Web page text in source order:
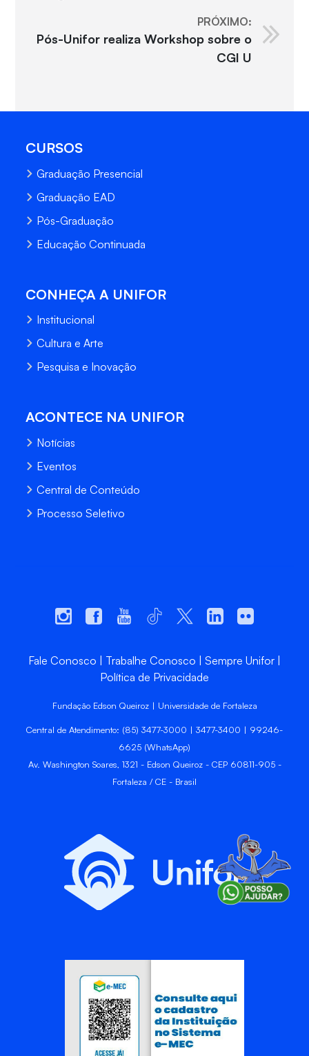
PRÓXIMO:
Pós-Unifor realiza Workshop sobre o
CGI U
CURSOS
Graduação Presencial
Graduação EAD
Pós-Graduação
Educação Continuada
CONHEÇA A UNIFOR
Institucional
Cultura e Arte
Pesquisa e Inovação
ACONTECE NA UNIFOR
Notícias
Eventos
Central de Conteúdo
Processo Seletivo
Fale Conosco Trabalhe Conosco
Sempre Unifor
Política de Privacidade
Fundação Edson Queiroz | Universidade de Fortaleza
Central de Atendimento: (85) 3477-3000 | 3477-3400 | 99246-
6625 (WhatsApp)
Av. Washington Soares, 1321 - Edson Queiroz - CEP 60811-905 -
Fortaleza / CE - Brasil